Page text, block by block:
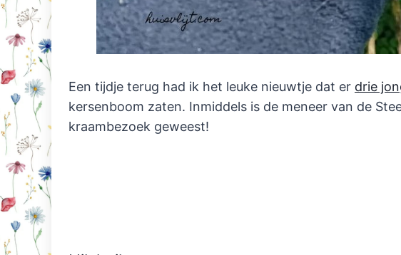
Een tijdje terug had ik het leuke nieuwtje dat er drie
kersenboom zaten. Inmiddels is de meneer van de
kraambezoek geweest!